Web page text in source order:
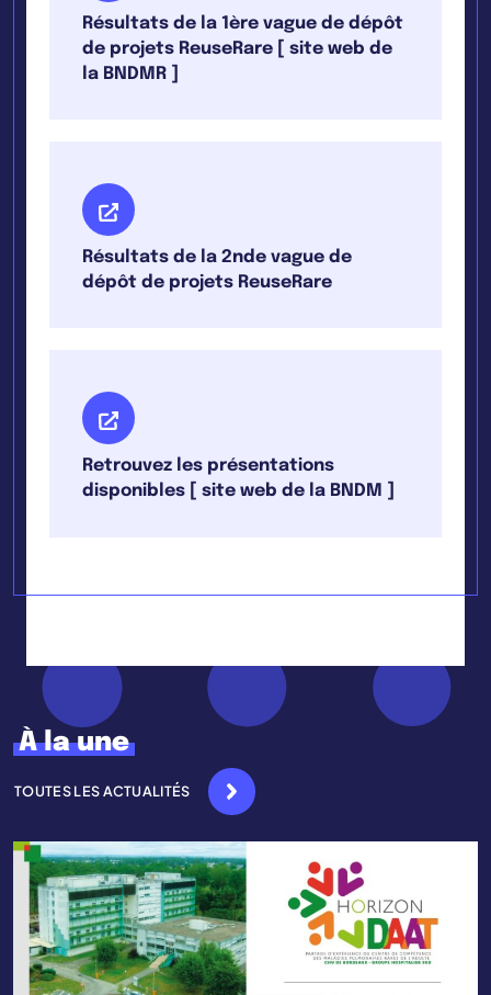
Résultats de la 1ère vague de dépôt
de projets ReuseRare [ site web de
la BNDMR ]
Résultats de la 2nde vague de
dépôt de projets ReuseRare
Retrouvez les présentations
disponibles [ site web de la BNDM ]
À la une
TOUTES LES ACTUALITÉS